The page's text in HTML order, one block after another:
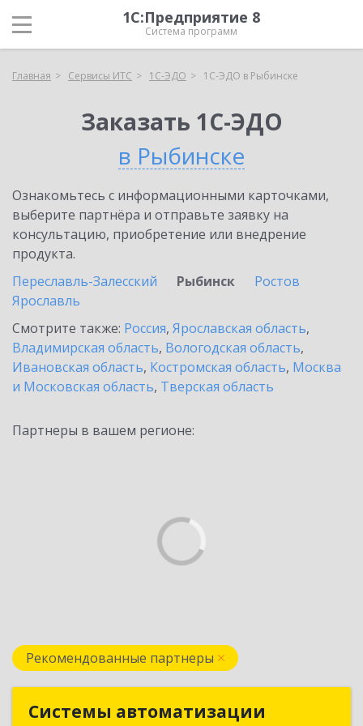
1С:Предприятие 8
Система программ
Главная Сервисы ИТС 1С-ЭДО 1С-ЭДО в Рыбинске
Заказать 1С-ЭДО
в Рыбинске
Ознакомьтесь с информационными карточками,
выберите партнёра и отправьте заявку на
консультацию, приобретение или внедрение
продукта.
Переславль-Залесский
Рыбинск
Ростов
Ярославль
Смотрите также: Россия, Ярославская область,
Владимирская область, Вологодская область,
Ивановская область, Костромская область, Москва
и Московская область, Тверская область
Партнеры в вашем регионе:
Рекомендованные партнеры
Системы автоматизации
Системы автоматизации